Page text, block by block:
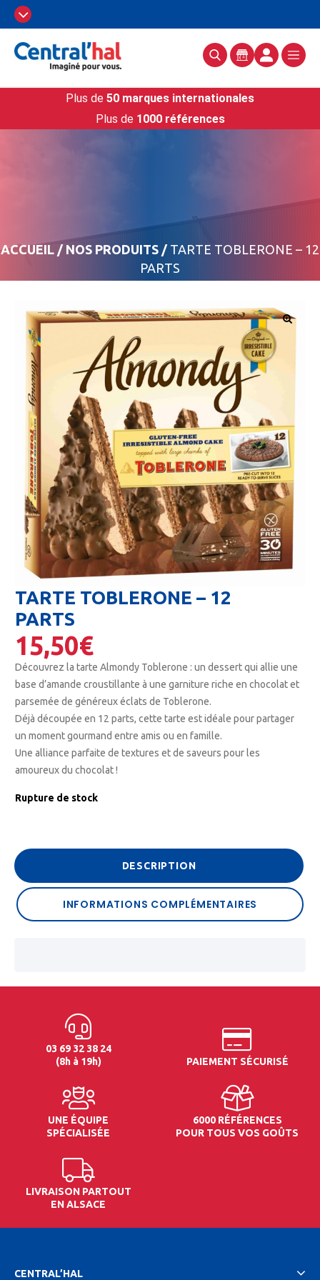
Plus de 50 marques internationales
Plus de 1000 références
ACCUEIL / NOS PRODUITS / TARTE TOBLERONE – 12
PARTS
TARTE TOBLERONE – 12
PARTS
15,50€
Découvrez la tarte Almondy Toblerone : un dessert qui allie une
base d’amande croustillante à une garniture riche en chocolat et
parsemée de généreux éclats de Toblerone.
Déjà découpée en 12 parts, cette tarte est idéale pour partager
un moment gourmand entre amis ou en famille.
Une alliance parfaite de textures et de saveurs pour les
amoureux du chocolat !
Rupture de stock
DESCRIPTION
INFORMATIONS COMPLÉMENTAIRES
03 69 32 38 24
(8h à 19h)
PAIEMENT SÉCURISÉ
UNE ÉQUIPE
SPÉCIALISÉE
6000 RÉFÉRENCES
POUR TOUS VOS GOÛTS
LIVRAISON PARTOUT
EN ALSACE
CENTRAL’HAL